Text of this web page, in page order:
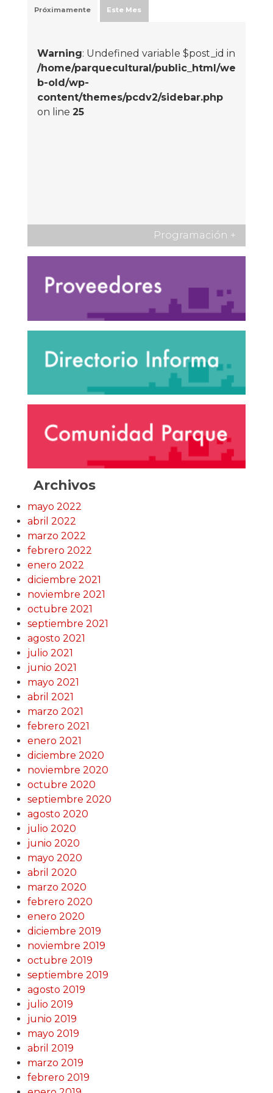
Próximamente Este Mes
Warning: Undefined variable $post_id in
/home/parquecultural/public_html/we
b-old/wp-
content/themes/pcdv2/sidebar.php
on line 25
Programación +
Archivos
mayo 2022
abril 2022
marzo 2022
febrero 2022
enero 2022
diciembre 2021
noviembre 2021
octubre 2021
septiembre 2021
agosto 2021
julio 2021
junio 2021
mayo 2021
abril 2021
marzo 2021
febrero 2021
enero 2021
diciembre 2020
noviembre 2020
octubre 2020
septiembre 2020
agosto 2020
julio 2020
junio 2020
mayo 2020
abril 2020
marzo 2020
febrero 2020
enero 2020
diciembre 2019
noviembre 2019
octubre 2019
septiembre 2019
agosto 2019
julio 2019
junio 2019
mayo 2019
abril 2019
marzo 2019
febrero 2019